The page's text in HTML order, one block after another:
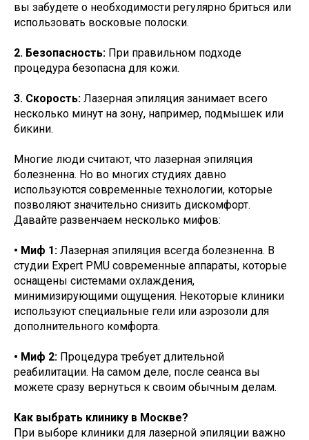
вы забудете о необходимости регулярно бриться или
использовать восковые полоски.
2. Безопасность: При правильном подходе
процедура безопасна для кожи.
3. Скорость: Лазерная эпиляция занимает всего
несколько минут на зону, например, подмышек или
бикини.
Многие люди считают, что лазерная эпиляция
болезненна. Но во многих студиях давно
используются современные технологии, которые
позволяют значительно снизить дискомфорт.
Давайте развенчаем несколько мифов:
• Миф 1: Лазерная эпиляция всегда болезненна. В
студии Expert PMU современные аппараты, которые
оснащены системами охлаждения,
минимизирующими ощущения. Некоторые клиники
используют специальные гели или аэрозоли для
дополнительного комфорта.
• Миф 2: Процедура требует длительной
реабилитации. На самом деле, после сеанса вы
можете сразу вернуться к своим обычным делам.
Как выбрать клинику в Москве?
При выборе клиники для лазерной эпиляции важно